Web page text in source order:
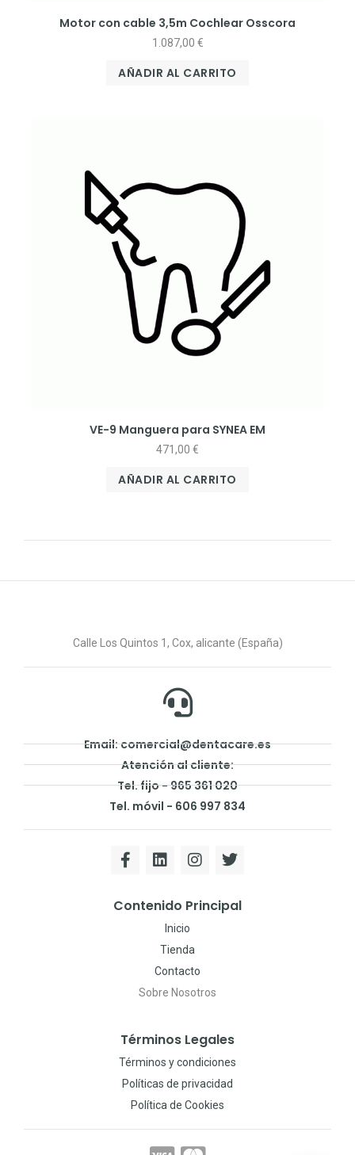
Motor con cable 3,5m Cochlear Osscora
1.087,00 €
AÑADIR AL CARRITO
VE-9 Manguera para SYNEA EM
471,00 €
AÑADIR AL CARRITO
Calle Los Quintos 1, Cox, alicante (España)
Email: comercial@dentacare.es
Atención al cliente:
Tel. fijo - 965 361 020
Tel. móvil - 606 997 834
Contenido Principal
Inicio
Tienda
Contacto
Sobre Nosotros
Términos Legales
Términos y condiciones
Políticas de privacidad
Política de Cookies